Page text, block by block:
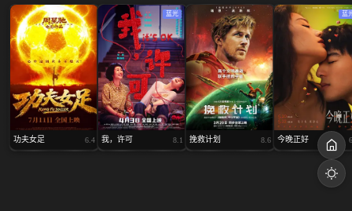
功夫女足 6.4
蓝光
我，许可 8.1 挽救计划 8.6
蓝
今晚正好